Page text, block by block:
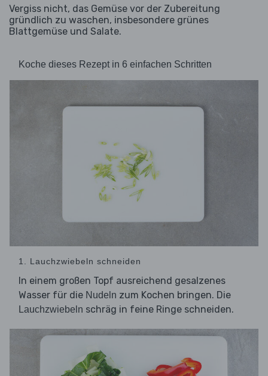
Vergiss nicht, das Gemüse vor der Zubereitung
gründlich zu waschen, insbesondere grünes
Blattgemüse und Salate.
Koche dieses Rezept in 6 einfachen Schritten
1. Lauchzwiebeln schneiden
In einem großen Topf ausreichend gesalzenes
Wasser für die Nudeln zum Kochen bringen. Die
Lauchzwiebeln schräg in feine Ringe schneiden.